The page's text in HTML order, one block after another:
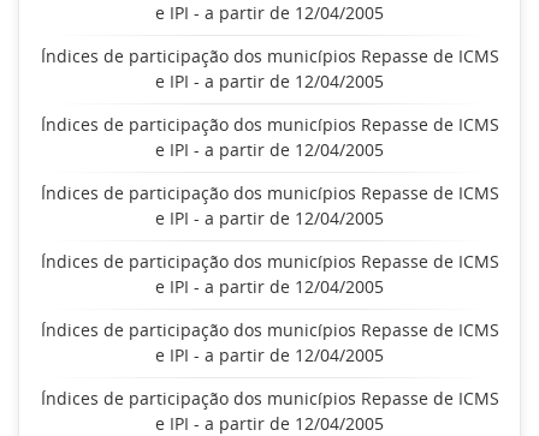
e IPI - a partir de 12/04/2005
Índices de participação dos municípios Repasse de ICMS
e IPI - a partir de 12/04/2005
Índices de participação dos municípios Repasse de ICMS
e IPI - a partir de 12/04/2005
Índices de participação dos municípios Repasse de ICMS
e IPI - a partir de 12/04/2005
Índices de participação dos municípios Repasse de ICMS
e IPI - a partir de 12/04/2005
Índices de participação dos municípios Repasse de ICMS
e IPI - a partir de 12/04/2005
Índices de participação dos municípios Repasse de ICMS
e IPI - a partir de 12/04/2005